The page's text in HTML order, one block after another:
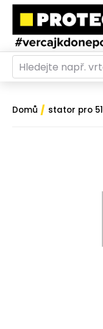
Domů / stator pro